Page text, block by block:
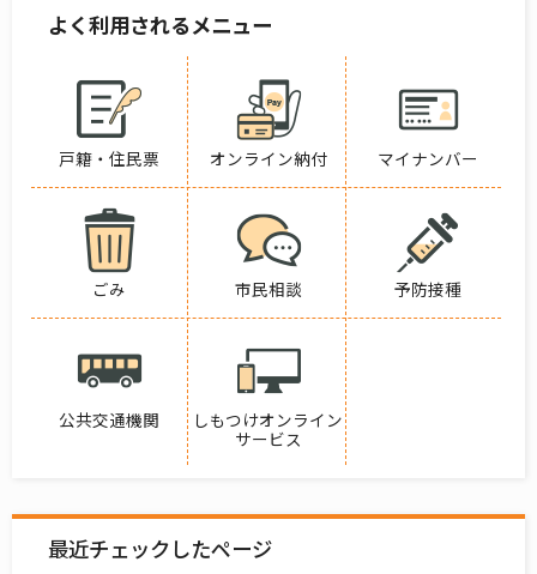
よく利用されるメニュー
戸籍・住民票 オンライン納付 マイナンバー
ごみ 市民相談 予防接種
公共交通機関
しもつけオンライン
サービス
最近チェックしたページ